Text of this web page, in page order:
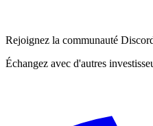
Rejoignez la communauté
Échangez avec d'autres